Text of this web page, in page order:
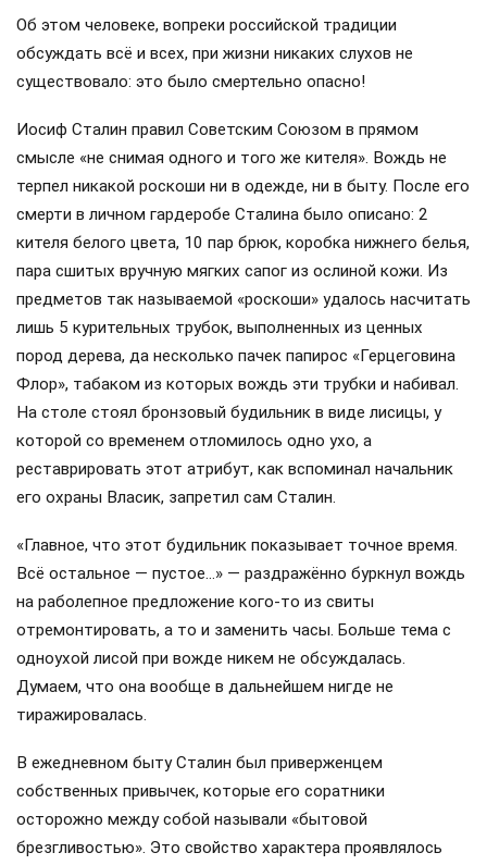
Об этом человеке, вопреки российской традиции
обсуждать всё и всех, при жизни никаких слухов не
существовало: это было смертельно опасно!
Иосиф Сталин правил Советским Союзом в прямом
смысле «не снимая одного и того же кителя». Вождь не
терпел никакой роскоши ни в одежде, ни в быту. После его
смерти в личном гардеробе Сталина было описано: 2
кителя белого цвета, 10 пар брюк, коробка нижнего белья,
пара сшитых вручную мягких сапог из ослиной кожи. Из
предметов так называемой «роскоши» удалось насчитать
лишь 5 курительных трубок, выполненных из ценных
пород дерева, да несколько пачек папирос «Герцеговина
Флор», табаком из которых вождь эти трубки и набивал.
На столе стоял бронзовый будильник в виде лисицы, у
которой со временем отломилось одно ухо, а
реставрировать этот атрибут, как вспоминал начальник
его охраны Власик, запретил сам Сталин.
«Главное, что этот будильник показывает точное время.
Всё остальное — пустое…» — раздражённо буркнул вождь
на раболепное предложение кого-то из свиты
отремонтировать, а то и заменить часы. Больше тема с
одноухой лисой при вожде никем не обсуждалась.
Думаем, что она вообще в дальнейшем нигде не
тиражировалась.
В ежедневном быту Сталин был приверженцем
собственных привычек, которые его соратники
осторожно между собой называли «бытовой
брезгливостью». Это свойство характера проявлялось